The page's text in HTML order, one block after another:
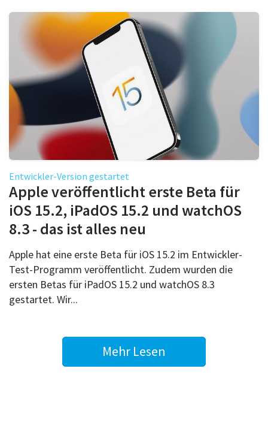
Entwickler-Version gestartet
Apple veröffentlicht erste Beta für
iOS 15.2, iPadOS 15.2 und watchOS
8.3 - das ist alles neu
Apple hat eine erste Beta für iOS 15.2 im Entwickler-
Test-Programm veröffentlicht. Zudem wurden die
ersten Betas für iPadOS 15.2 und watchOS 8.3
gestartet. Wir...
Mehr Lesen